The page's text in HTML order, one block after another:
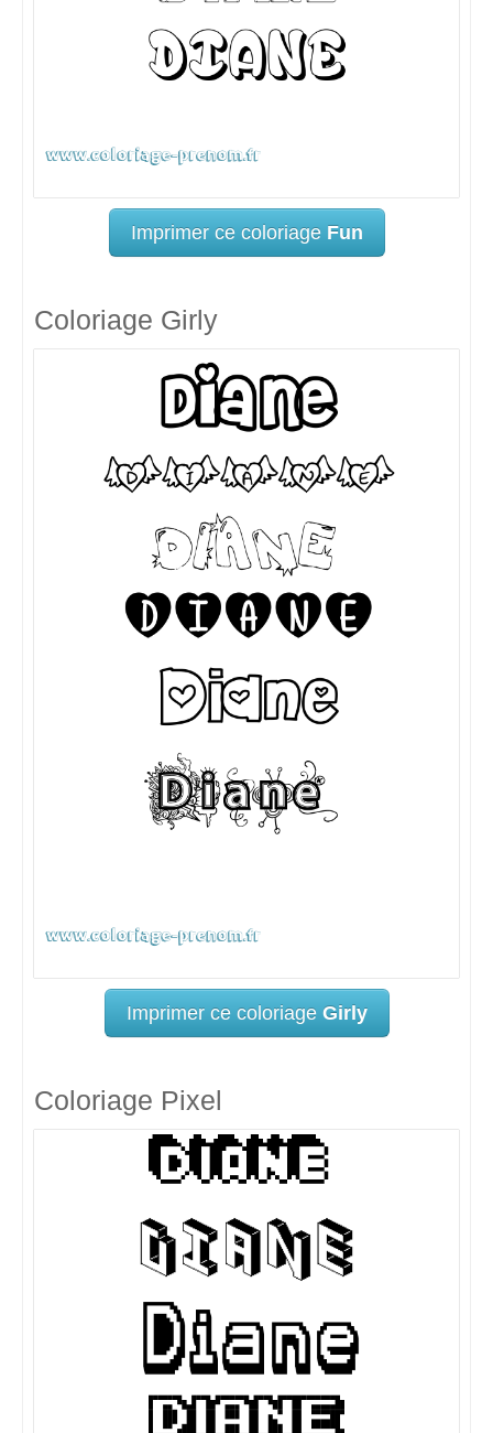
Imprimer ce coloriage Fun
Coloriage Girly
Imprimer ce coloriage Girly
Coloriage Pixel